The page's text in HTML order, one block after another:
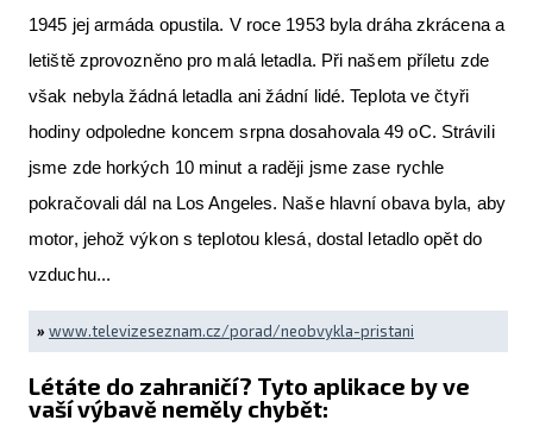
1945 jej armáda opustila. V roce 1953 byla dráha zkrácena a
letiště zprovozněno pro malá letadla. Při našem příletu zde
však nebyla žádná letadla ani žádní lidé. Teplota ve čtyři
hodiny odpoledne koncem srpna dosahovala 49 oC. Strávili
jsme zde horkých 10 minut a raději jsme zase rychle
pokračovali dál na Los Angeles. Naše hlavní obava byla, aby
motor, jehož výkon s teplotou klesá, dostal letadlo opět do
vzduchu...
» www.televizeseznam.cz/porad/neobvykla-pristani
Létáte do zahraničí? Tyto aplikace by ve
vaší výbavě neměly chybět: